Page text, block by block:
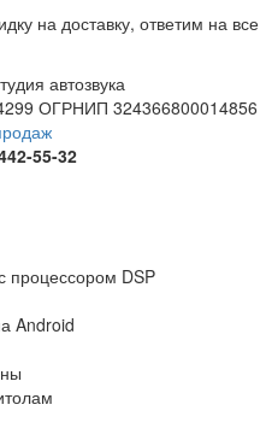
на доставку, ответим на все
автозвука
ОГРНИП 324366800014856
55-32
процессором DSP
Android